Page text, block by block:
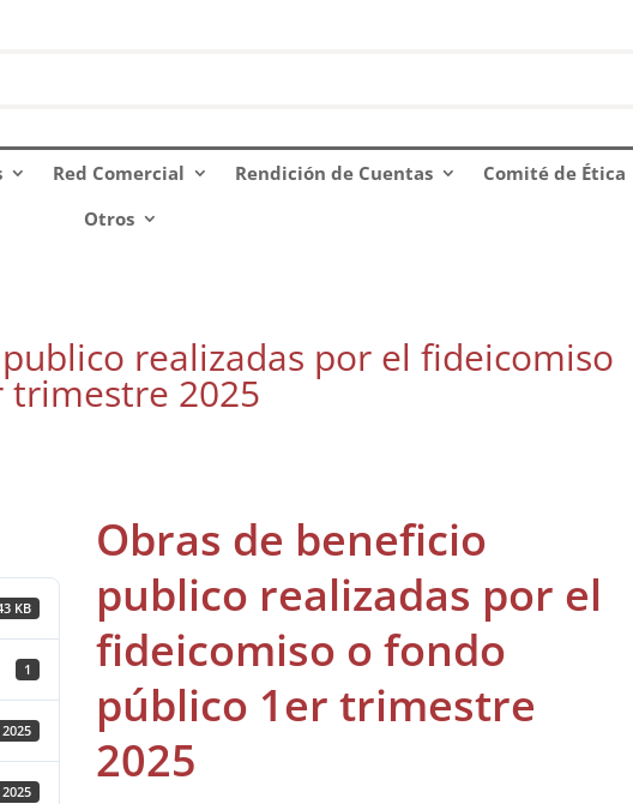
Red Comercial Rendición de Cuentas Comité de Ética
Otros
realizadas por el fideicomiso
2025
KB
1
Obras de beneficio
publico realizadas por el
fideicomiso o fondo
público 1er trimestre
2025